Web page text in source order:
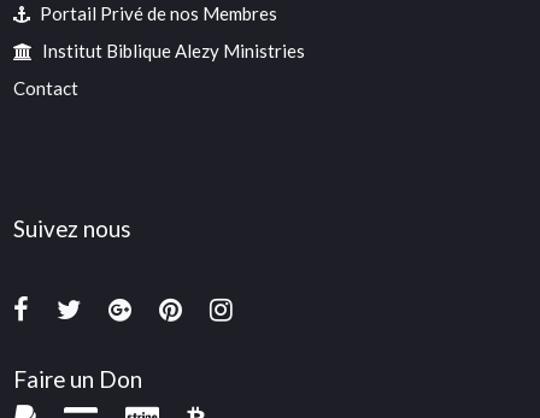
Portail Privé de nos Membres
Institut Biblique Alezy Ministries
Contact
Suivez nous
Faire un Don